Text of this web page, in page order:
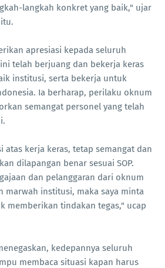
langkah konkret yang baik," ujar
apresiasi kepada seluruh
telah berjuang dan bekerja keras
institusi, serta bekerja untuk
Ia berharap, perilaku oknum
semangat personel yang telah
atas kerja keras, tetap semangat dan
dilapangan benar sesuai SOP.
dan pelanggaran dari oknum
marwah institusi, maka saya minta
memberikan tindakan tegas," ucap
kedepannya seluruh
membaca situasi kapan harus